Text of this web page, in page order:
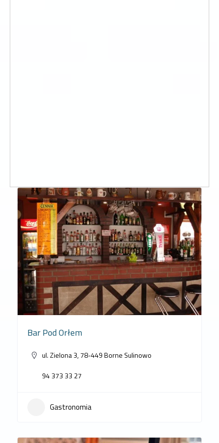
Bar Pod Orłem
ul. Zielona 3, 78-449 Borne Sulinowo
94 373 33 27
Gastronomia